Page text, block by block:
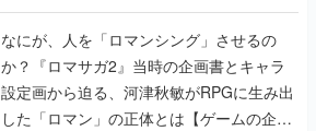
書】
なにが、人を「ロマンシング」させるの
か？『ロマサガ2』当時の企画書とキャラ
設定画から迫る、河津秋敏がRPGに生み出
した「ロマン」の正体とは【ゲームの企画